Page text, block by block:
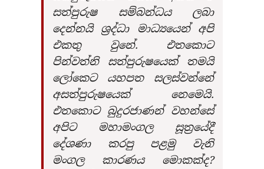
සත්පුරුෂ සම්බන්ධය ලබා
දෙන්නයි ශ්‍රද්ධා මාධ්‍යයෙන් අපි
එකතු වුනේ. එතකොට
පින්වත්නි සත්පුරුෂයෙක් තමයි
ලෝකෙට යහපත සලස්වන්නේ
අසත්පුරුෂයෙක් නෙමෙයි.
එතකොට බුදුරජාණන් වහන්සේ
අපිට මහාමංගල සූත්‍රයේදී
දේශණා කරපු පළමු වැනි
මංගල කාරණය මොකක්ද?